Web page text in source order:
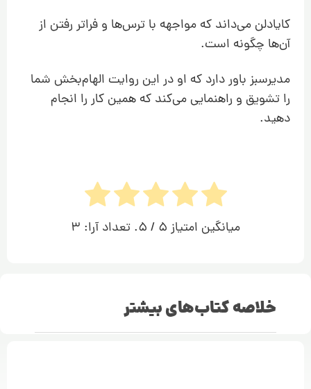
کایادلن می‌‌داند که مواجهه با ترس‌ها و فراتر رفتن از
آن‌ها چگونه است.
مدیرسبز باور دارد که او در این روایت الهام‌بخش شما
را تشویق و راهنمایی می‌کند که همین کار را انجام
دهید.
میانگین امتیاز 5 / 5. تعداد آرا: 3
خلاصه کتاب‌های بیشتر